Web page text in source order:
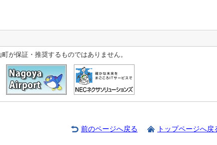
が保証・推奨するものではありません。
前のページへ戻る トップページへ戻